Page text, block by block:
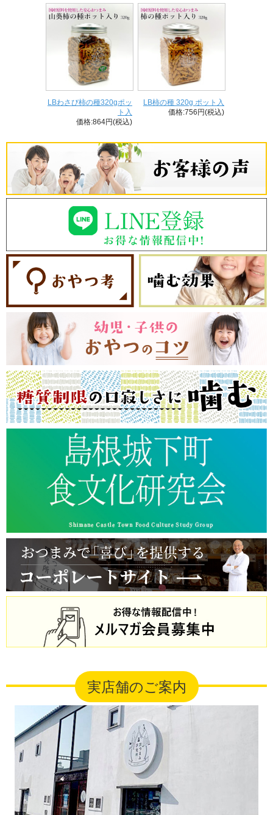
LBわさび柿の種320gポッ
ト入
価格:864円(税込)
LB柿の種 320g ポット入
価格:756円(税込)
実店舗のご案内